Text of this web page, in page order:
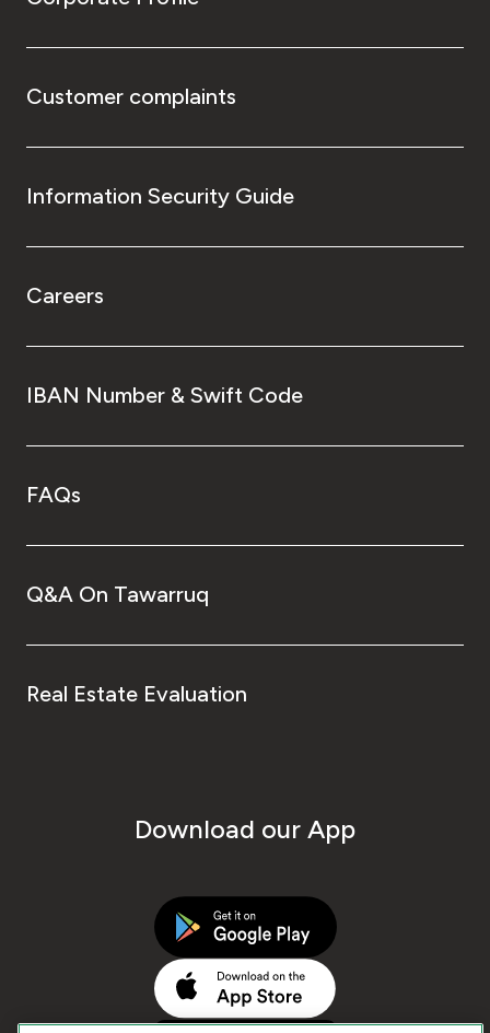
Customer complaints
Information Security Guide
Careers
IBAN Number & Swift Code
FAQs
Q&A On Tawarruq
Real Estate Evaluation
Download our App